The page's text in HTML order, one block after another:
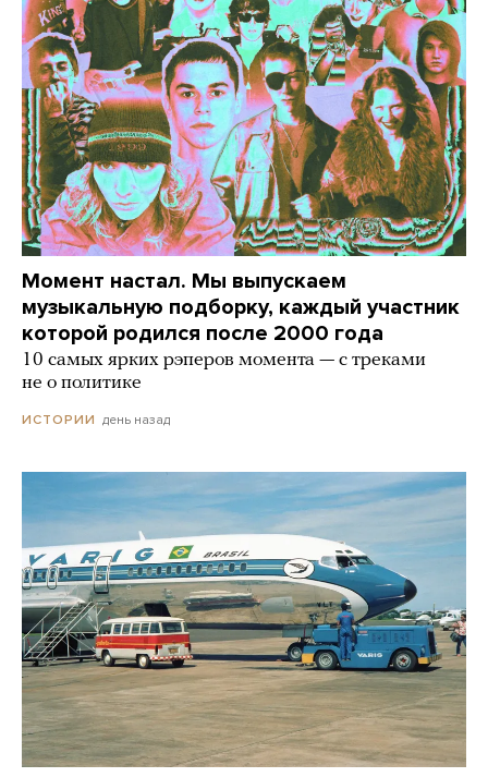
Момент настал. Мы выпускаем
музыкальную подборку, каждый участник
которой родился после 2000 года
10 самых ярких рэперов момента — с треками
не о политике
ИСТОРИИ день назад